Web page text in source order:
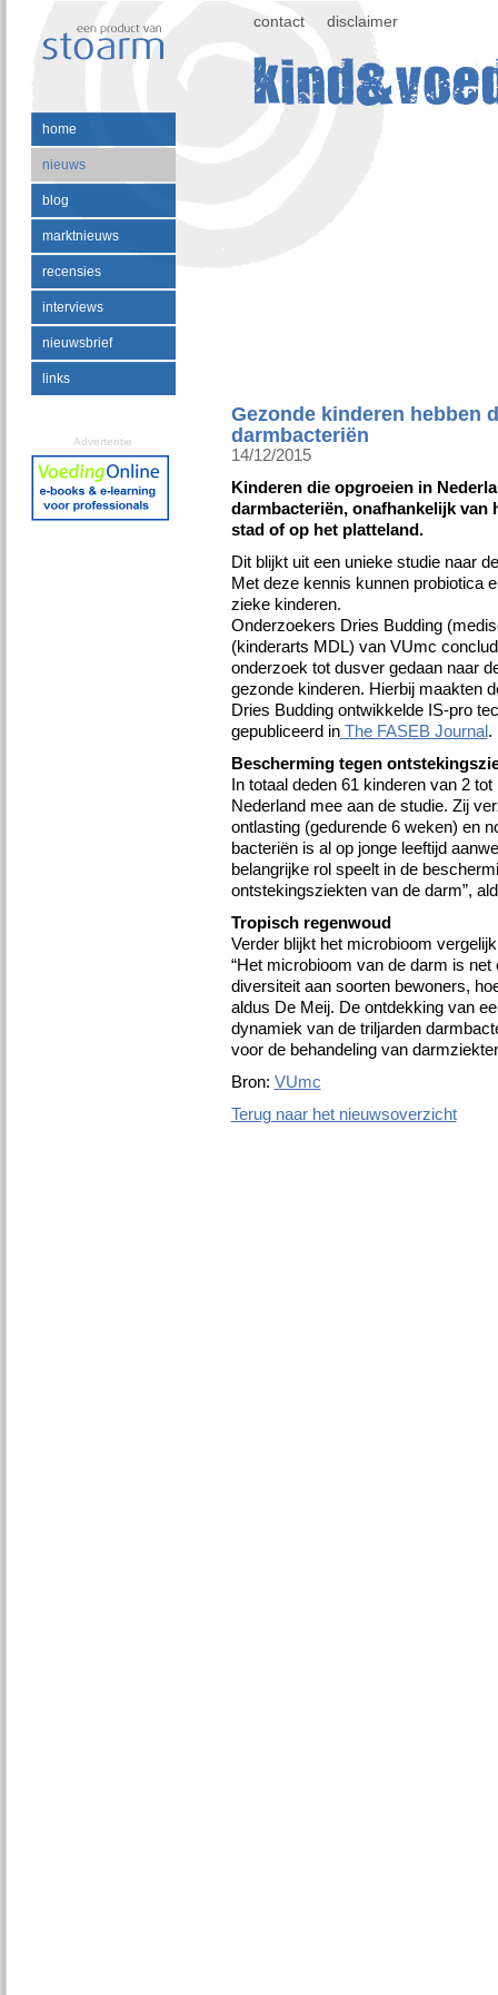
Gezonde kinderen hebben
darmbacteriën
14/12/2015
Kinderen die opgroeien in
darmbacteriën, onafhankelijk van
stad of op het platteland.
Dit blijkt uit een unieke studie naar
Met deze kennis kunnen probiotica
zieke kinderen.
Onderzoekers Dries Budding
(kinderarts MDL) van VUmc
onderzoek tot dusver gedaan naar
gezonde kinderen. Hierbij maakten
Dries Budding ontwikkelde IS-pro
gepubliceerd inThe FASEB Journal .
Bescherming tegen
In totaal deden 61 kinderen van 2
Nederland mee aan de studie. Zij
ontlasting (gedurende 6 weken) en
bacteriën is al op jonge leeftijd
belangrijke rol speelt in de
ontstekingsziekten van de darm”,
Tropisch regenwoud
Verder blijkt het microbioom
“Het microbioom van de darm is
diversiteit aan soorten bewoners,
aldus De Meij. De ontdekking van
dynamiek van de triljarden
voor de behandeling van
Bron: VUmc
Terug naar het nieuwsoverzicht
home
nieuws
blog
marktnieuws
recensies
interviews
nieuwsbrief
links
Advertentie
contact disclaimer